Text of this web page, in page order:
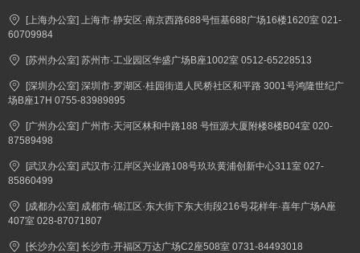
[上海办公室] 上海市·静安区·南京西路688号恒基688广场16楼1620室 021-
60709984
[苏州办公室] 苏州市·工业园区华盛广场B座1002室 0512-65228513
[深圳办公室] 深圳市·罗湖区·桂园街道人民桥社区和平路 3001号鸿隆世纪广
场B座17H 0755-83989895
[广州办公室] 广州市·天河区林和中路188 号恒源大厦附楼8楼B04室 020-
87589498
[武汉办公室] 武汉市·江岸区兴业路108号玖玖黄浦创新中心311室 027-
85860499
[成都办公室] 成都市·锦江区·东大街下东大街段216号花样年·喜年广场A座
407室 028-87071807
[长沙办公室] 长沙市·开福区万达广场C2座508室 0731-84493018